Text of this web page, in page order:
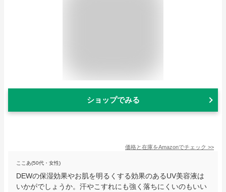
ショップでみる
価格と在庫をAmazonでチェック >>
ここあ(50代・女性)
DEWの保湿効果やお肌を明るくする効果のあるUV美容液は
いかがでしょうか。汗やこすれにも強く落ちにくいのもいい